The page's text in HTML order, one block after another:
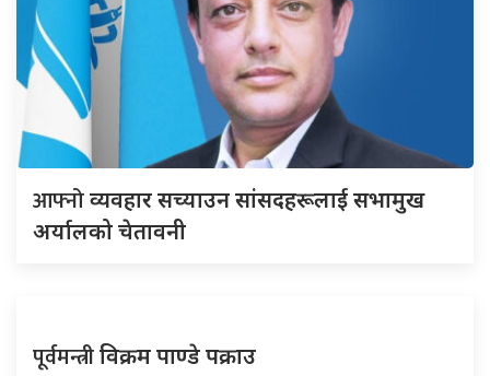
आफ्नोव्यवहार सच्याउन सांसदहरूलाई सभामुख
अर्यालको चेतावनी
पूर्वमन्त्रीविक्रम पाण्डे पक्राउ